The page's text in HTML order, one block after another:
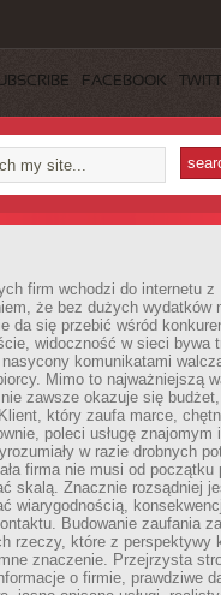
FACEBOOK
firm wchodzi do internetu z
że bez dużych wydatków
da się przebić wśród
widoczność w sieci bywa
komunikatami
Mimo to najważniejszą
zawsze okazuje się
który zaufa marce,
poleci usługę znajomym
w razie drobnych
firma nie musi od początku
skalą. Znacznie rozsądniej
wiarygodnością,
Budowanie zaufania
rzeczy, które z perspektywy
znaczenie. Przejrzysta
o firmie, prawdziwe